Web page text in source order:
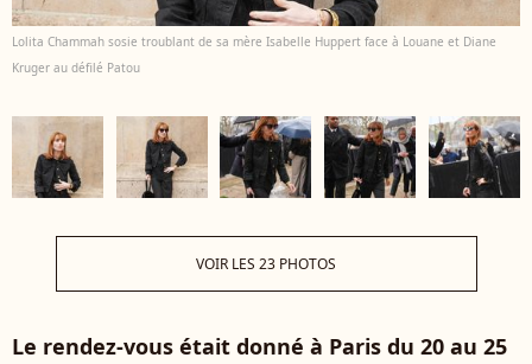
Lolita Chammah sosie troublant de sa mère Isabelle Huppert face à Louane et Diane
Kruger au défilé Patou
VOIR LES 23 PHOTOS
Le rendez-vous était donné à Paris du 20 au 25